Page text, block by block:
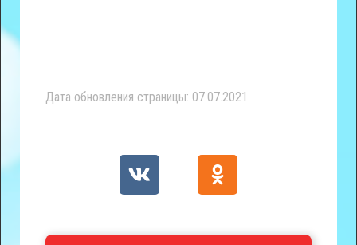
Дата обновления страницы: 07.07.2021